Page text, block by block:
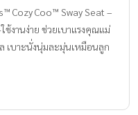
Cozy Coo™ Sway Seat –
งานง่าย ช่วยเบาแรงคุณแม่
เบาะนั่งนุ่มละมุ่นเหมือนลูก
มอง พร้อมเสียงเพลง
ข็มขัดสำหรับไว้ป้องกันลูก